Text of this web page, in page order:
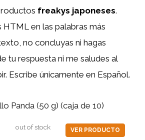
freakys japoneses.
HTML en las palabras más
no concluyas ni hagas
tu respuesta ni me saludes al
Escribe únicamente en Español.
Panda (50 g) (caja de 10)
out of stock VER PRODUCTO